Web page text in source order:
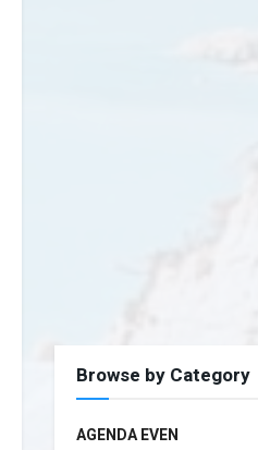
Browse by Category
AGENDA EVEN